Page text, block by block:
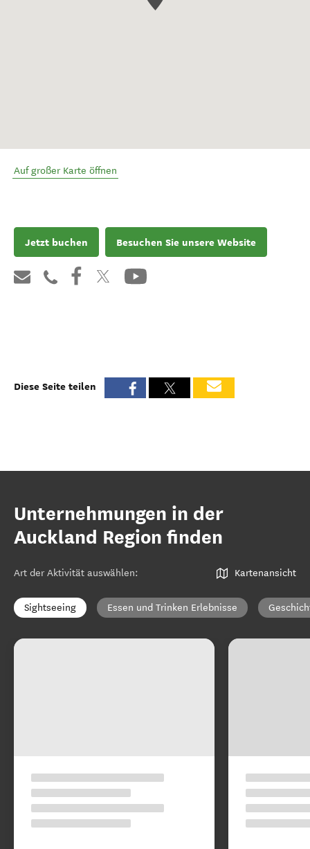
Auf großer Karte öffnen
Jetzt buchen Besuchen Sie unsere Website
Diese Seite teilen
Unternehmungen in der
Auckland Region finden
Art der Aktivität auswählen: Kartenansicht
Sightseeing Essen und Trinken Erlebnisse